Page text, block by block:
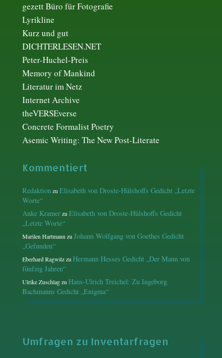
gezett Büro für Fotografie
Lyrikline
Kurz und gut
DICHTERLESEN.NET
Peter-Huchel-Preis
Memory of Mankind
Literatur im Netz
Internet Archive
theVERSEverse
Concrete Formalist Poetry
Asemic Writing: The New Post-Literate
Kommentiert
RedaktionzuElisabeth von Droste-Hülshoffs Gedicht „Letzte
Worte“
Anke KramerzuElisabeth von Droste-Hülshoffs Gedicht
„Letzte Worte“
Marilen HartmannzuJohann Wolfgang von Goethes Gedicht
„Gefunden“
Eberhard RagwitzzuHermann Hesses Gedicht „Der Mann von
fünfzig Jahren“
Ulrike ZuschlagzuHans-Ulrich Treichel: Zu Ingeborg
Bachmanns Gedicht „Enigma“
Umfragen zu Inventarfragen